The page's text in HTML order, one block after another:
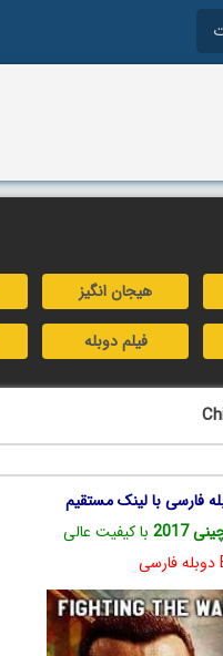
هیجان انگیز
فیلم دوبله
2017
با کیفیت عالی